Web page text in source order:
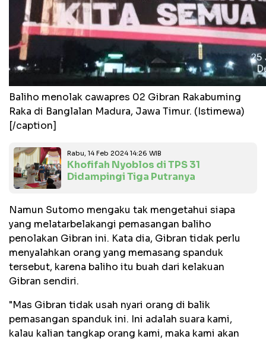
Baliho menolak cawapres 02 Gibran Rakabuming
Raka di Banglalan Madura, Jawa Timur. (Istimewa)
[/caption]
Rabu, 14 Feb 2024 14:26 WIB
Khofifah Nyoblos di TPS 31
Didampingi Tiga Putranya
Namun Sutomo mengaku tak mengetahui siapa
yang melatarbelakangi pemasangan baliho
penolakan Gibran ini. Kata dia, Gibran tidak perlu
menyalahkan orang yang memasang spanduk
tersebut, karena baliho itu buah dari kelakuan
Gibran sendiri.
"Mas Gibran tidak usah nyari orang di balik
pemasangan spanduk ini. Ini adalah suara kami,
kalau kalian tangkap orang kami, maka kami akan